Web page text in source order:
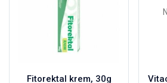
Fitorektal krem, 30g